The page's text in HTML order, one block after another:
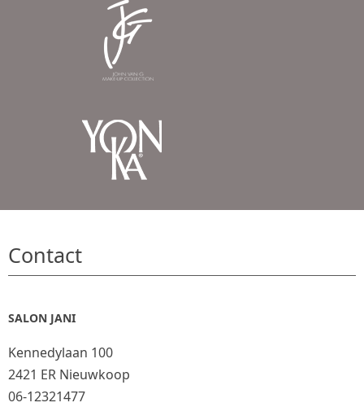
Contact
SALON JANI
Kennedylaan 100
2421 ER Nieuwkoop
06-12321477